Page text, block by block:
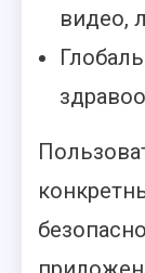
видео,